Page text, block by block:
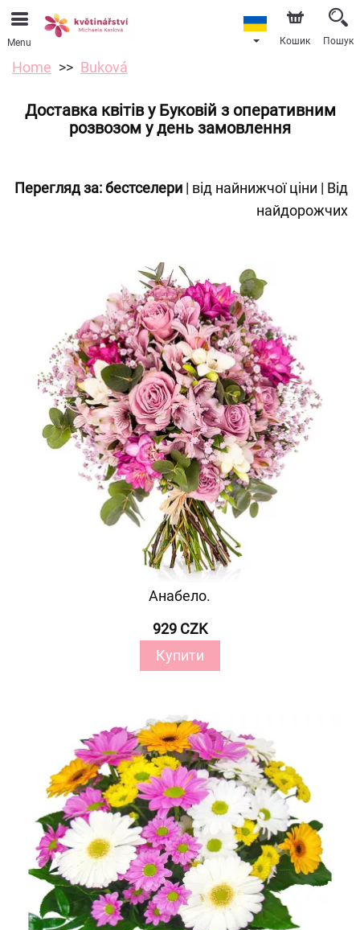
Menu Кошик Пошук
Home Buková
Доставка квітів у Буковій з оперативним
розвозом у день замовлення
Перегляд за:бестселери | від найнижчої ціни | Від
найдорожчих
Анабело.
929 CZK
Купити